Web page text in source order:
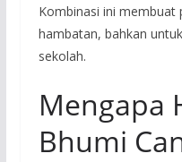
Kombinasi ini membuat
hambatan, bahkan
sekolah.
Mengapa
Bhumi